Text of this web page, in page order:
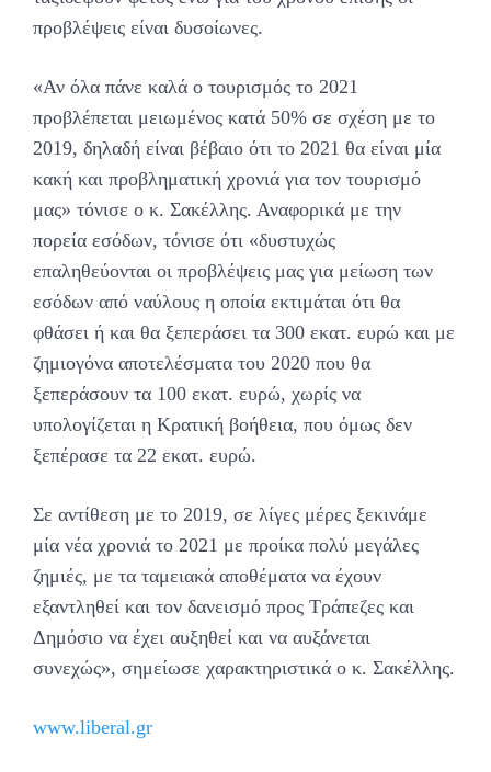
προβλέψεις είναι δυσοίωνες.
«Αν όλα πάνε καλά ο τουρισμός το 2021
προβλέπεται μειωμένος κατά 50% σε σχέση με το
2019, δηλαδή είναι βέβαιο ότι το 2021 θα είναι μία
κακή και προβληματική χρονιά για τον τουρισμό
μας» τόνισε ο κ. Σακέλλης. Αναφορικά με την
πορεία εσόδων, τόνισε ότι «δυστυχώς
επαληθεύονται οι προβλέψεις μας για μείωση των
εσόδων από ναύλους η οποία εκτιμάται ότι θα
φθάσει ή και θα ξεπεράσει τα 300 εκατ. ευρώ και με
ζημιογόνα αποτελέσματα του 2020 που θα
ξεπεράσουν τα 100 εκατ. ευρώ, χωρίς να
υπολογίζεται η Κρατική βοήθεια, που όμως δεν
ξεπέρασε τα 22 εκατ. ευρώ.
Σε αντίθεση με το 2019, σε λίγες μέρες ξεκινάμε
μία νέα χρονιά το 2021 με προίκα πολύ μεγάλες
ζημιές, με τα ταμειακά αποθέματα να έχουν
εξαντληθεί και τον δανεισμό προς Τράπεζες και
Δημόσιο να έχει αυξηθεί και να αυξάνεται
συνεχώς», σημείωσε χαρακτηριστικά ο κ. Σακέλλης.
www.liberal.gr